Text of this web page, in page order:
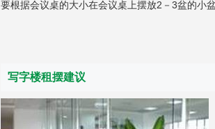
要根据会议桌的大小在会议桌上摆放2－3盆的小
写字楼租摆建议